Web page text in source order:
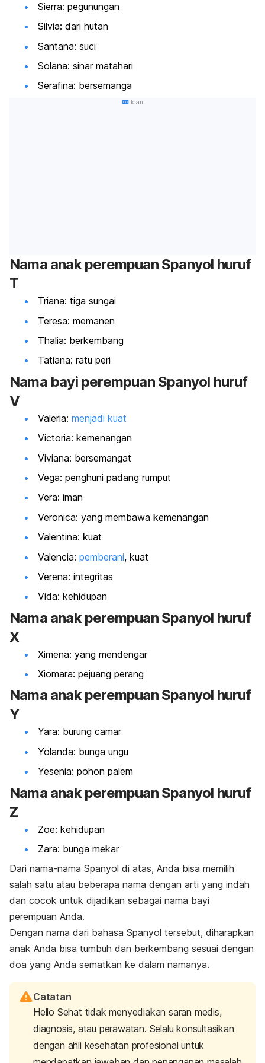
Sierra: pegunungan
Silvia: dari hutan
Santana: suci
Solana: sinar matahari
Serafina: bersemanga
Iklan
Nama anak perempuan Spanyol huruf
T
Triana: tiga sungai
Teresa: memanen
Thalia: berkembang
Tatiana: ratu peri
Namabayi perempuan Spanyol huruf
V
Valeria: menjadi kuat
Victoria: kemenangan
Viviana: bersemangat
Vega: penghuni padang rumput
Vera: iman
Veronica: yang membawa kemenangan
Valentina: kuat
Valencia: pemberani, kuat
Verena: integritas
Vida: kehidupan
Namaanak perempuan Spanyol huruf
X
Ximena: yang mendengar
Xiomara: pejuang perang
Nama anak perempuan Spanyol huruf
Y
Yara: burung camar
Yolanda: bunga ungu
Yesenia: pohon palem
Nama anak perempuan Spanyol huruf
Z
Zoe: kehidupan
Zara: bunga mekar
Dari nama-nama Spanyol di atas, Anda bisa memilih
salah satu atau beberapa nama dengan arti yang indah
dan cocok untuk dijadikan sebagai nama bayi
perempuan Anda.
Dengan nama dari bahasa Spanyol tersebut, diharapkan
anak Anda bisa tumbuh dan berkembang sesuai dengan
doa yang Anda sematkan ke dalam namanya.
Catatan
Hello Sehat tidak menyediakan saran medis,
diagnosis, atau perawatan. Selalu konsultasikan
dengan ahli kesehatan profesional untuk